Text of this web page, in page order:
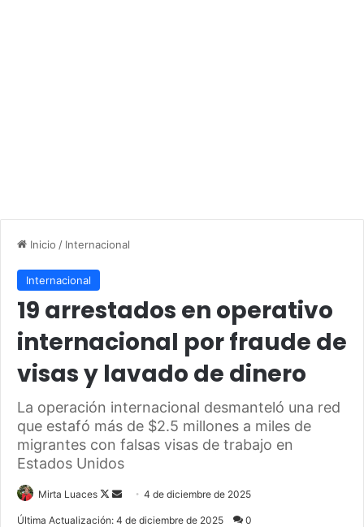
Inicio / Internacional
Internacional
19 arrestados en operativo
internacional por fraude de
visas y lavado de dinero
La operación internacional desmanteló una red
que estafó más de $2.5 millones a miles de
migrantes con falsas visas de trabajo en
Estados Unidos
Mirta Luaces
F
4 de diciembre de 2025
Última Actualización: 4 de diciembre de 2025 0